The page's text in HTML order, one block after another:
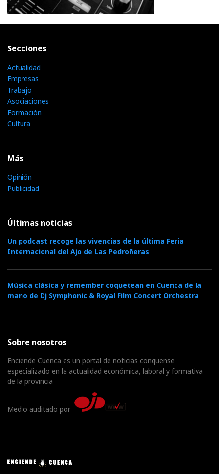
Secciones
Actualidad
Empresas
Trabajo
Asociaciones
Formación
Cultura
Más
Opinión
Publicidad
Últimas noticias
Un podcast recoge las vivencias de la última Feria
Internacional del Ajo de Las Pedroñeras
Música clásica y remember coquetean en Cuenca de la
mano de Dj Symphonic & Royal Film Concert Orchestra
Sobre nosotros
Enciende Cuenca es un portal de noticias conquense
especializado en la actualidad económica, laboral y formativa
de la provincia
Medio auditado por